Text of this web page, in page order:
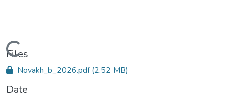
Loading...
Files
Novakh_b_2026.pdf(2.52 MB)
Date